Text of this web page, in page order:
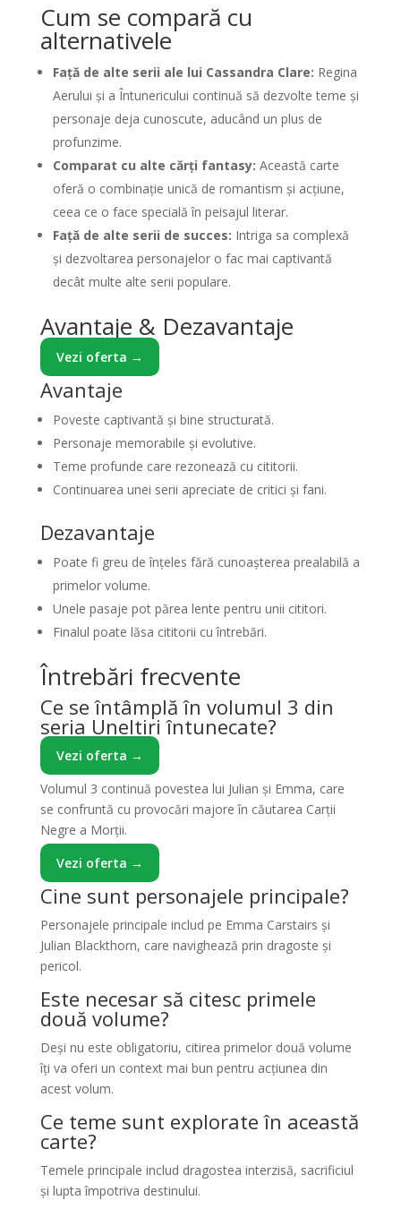
Cum se compară cu
alternativele
Față de alte serii ale lui Cassandra Clare: Regina
Aerului și a Întunericului continuă să dezvolte teme și
personaje deja cunoscute, aducând un plus de
profunzime.
Comparat cu alte cărți fantasy: Această carte
oferă o combinație unică de romantism și acțiune,
ceea ce o face specială în peisajul literar.
Față de alte serii de succes: Intriga sa complexă
și dezvoltarea personajelor o fac mai captivantă
decât multe alte serii populare.
Avantaje & Dezavantaje
Vezi oferta →
Avantaje
Poveste captivantă și bine structurată.
Personaje memorabile și evolutive.
Teme profunde care rezonează cu cititorii.
Continuarea unei serii apreciate de critici și fani.
Dezavantaje
Poate fi greu de înțeles fără cunoașterea prealabilă a
primelor volume.
Unele pasaje pot părea lente pentru unii cititori.
Finalul poate lăsa cititorii cu întrebări.
Întrebări frecvente
Ce se întâmplă în volumul 3 din
seria Uneltiri întunecate?
Vezi oferta →
Volumul 3 continuă povestea lui Julian și Emma, care
se confruntă cu provocări majore în căutarea Carții
Negre a Morții.
Vezi oferta →
Cine sunt personajele principale?
Personajele principale includ pe Emma Carstairs și
Julian Blackthorn, care navighează prin dragoste și
pericol.
Este necesar să citesc primele
două volume?
Deși nu este obligatoriu, citirea primelor două volume
îți va oferi un context mai bun pentru acțiunea din
acest volum.
Ce teme sunt explorate în această
carte?
Temele principale includ dragostea interzisă, sacrificiul
și lupta împotriva destinului.